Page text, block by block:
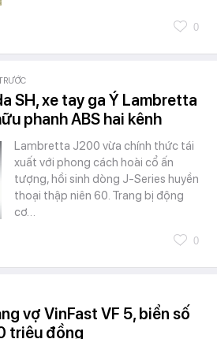
0
SH, xe tay ga Ý Lambretta
phanh ABS hai kênh
Lambretta J200 vừa chính thức tái
xuất với phong cách hoài cổ ấn
tượng, hồi sinh dòng J-Series huyền
thoại thập niên 60. Trang bị động
cơ…
0
vợ VinFast VF 5, biển số
triệu đồng